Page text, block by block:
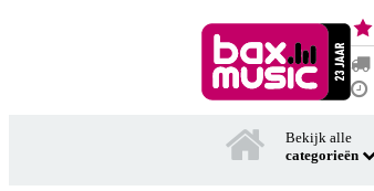
Bekijk alle
categorieën